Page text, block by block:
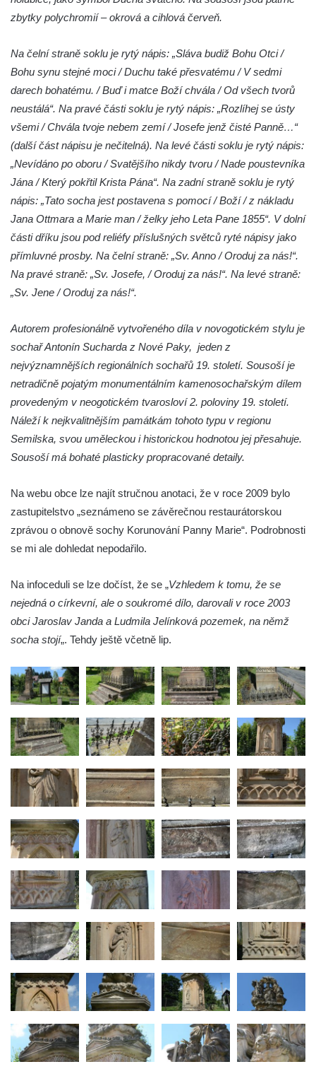
Památník Otokara Mokrého v parku Na
Sadech v Českých Budějovicích
Poslední dochovaný tramvajový sloup na
Pražské třídě v Českých Budějovicích
Socha Civilizovaní na Husově třídě v
Českých Budějovicích
Socha svatého Jana Nepomuckého Na
Sadech u Mlýnské stoky v Českých
Budějovicích
Socha svatého Václava u pramene v
Semilech
Sochy brouků u Mlýnské stoky v Českých
Budějovicích
Socha svatého Zachariáše na nádvoří
kláštera dominikánů v Českých
Budějovicích
Socha svatého Josefa na nádvoří kláštera
dominikánů v Českých Budějovicích
Socha svaté Anny na nádvoří kláštera
dominikánů v Českých Budějovicích
Socha svatého Dominika na nádvoří
Sousoší Kalvárie před klášterem
dominikánů u Piaristického náměstí v
Pamětní deska Tomáše Garrigue Masaryka
na radnici v Českých Budějovicích
Pamětní deska na biskupské rezidenci v
Českých Budějovicích
biskupské rezidenci v Českých
Budějovicích
Socha žáby u rybníčku na Náměstí v
Kamenném Újezdě
Újezd a Krauchthal v parku na Náměstí v
Kamenném Újezdě
Socha na náměstí J. V. Kamarýta ve
Velešíně
Pomník J. V. Kamarýta v Krumlovské ulici ve
Velešíně
Pamětní deska arcibiskupa Micara ve
vstupu do poutního místa Římov
Plastika Koule v Gutenbergově ulici v
Liberci
Pamětní deska Vojtěcha Kocmicha na
domě čp. 37 v ulici Betlém v Římově
Pomník na paměť zrušení roboty v Plavu
Socha ležícího koně v Sadech
Československé armády v Teplicích
zbytky polychromií – okrová a cihlová červeň.
Na čelní straně soklu je rytý nápis: „Sláva budiž Bohu Otci /
Bohu synu stejné moci / Duchu také přesvatému / V sedmi
darech bohatému. / Buď i matce Boží chvála / Od všech tvorů
neustálá“. Na pravé části soklu je rytý nápis: „Rozlíhej se ústy
všemi / Chvála tvoje nebem zemí / Josefe jenž čisté Panně…“
(další část nápisu je nečitelná). Na levé části soklu je rytý nápis:
„Nevídáno po oboru / Svatějšího nikdy tvoru / Nade poustevníka
Jána / Který pokřtil Krista Pána“. Na zadní straně soklu je rytý
nápis: „Tato socha jest postavena s pomocí / Boží / z nákladu
Jana Ottmara a Marie man / želky jeho Leta Pane 1855“. V dolní
části dříku jsou pod reliéfy příslušných světců ryté nápisy jako
přímluvné prosby. Na čelní straně: „Sv. Anno / Oroduj za nás!“.
Na pravé straně: „Sv. Josefe, / Oroduj za nás!“. Na levé straně:
„Sv. Jene / Oroduj za nás!“.
Autorem profesionálně vytvořeného díla v novogotickém stylu je
sochař Antonín Sucharda z Nové Paky, jeden z
nejvýznamnějších regionálních sochařů 19. století. Sousoší je
netradičně pojatým monumentálním kamenosochařským dílem
provedeným v neogotickém tvarosloví 2. poloviny 19. století.
Náleží k nejkvalitnějším památkám tohoto typu v regionu
Semilska, svou uměleckou i historickou hodnotou jej přesahuje.
Sousoší má bohaté plasticky propracované detaily.
Na webu obce lze najít stručnou anotaci, že v roce 2009 bylo
zastupitelstvo „seznámeno se závěrečnou restaurátorskou
zprávou o obnově sochy Korunování Panny Marie“. Podrobnosti
se mi ale dohledat nepodařilo.
Na infoceduli se lze dočíst, že se „Vzhledem k tomu, že se
nejedná o církevní, ale o soukromé dílo, darovali v roce 2003
obci Jaroslav Janda a Ludmila Jelínková pozemek, na němž
socha stojí„. Tehdy ještě včetně lip.